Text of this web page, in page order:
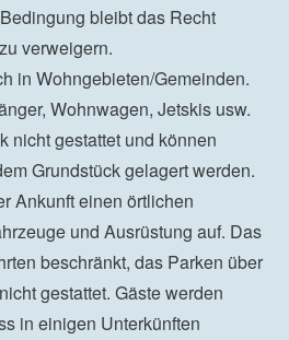
bleibt das Recht
verweigern.
in Wohngebieten/Gemeinden.
Wohnwagen, Jetskis usw.
nicht gestattet und können
Grundstück gelagert werden.
Ankunft einen örtlichen
und Ausrüstung auf. Das
beschränkt, das Parken über
gestattet. Gäste werden
in einigen Unterkünften